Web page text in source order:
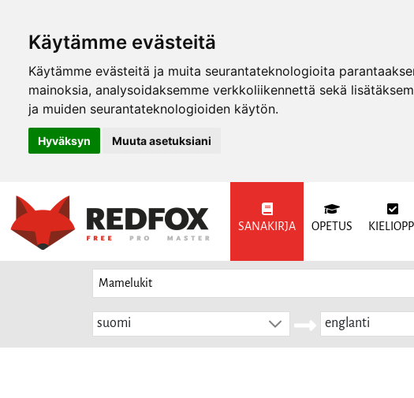
Käytämme evästeitä
Käytämme evästeitä ja muita seurantateknologioita
mainoksia, analysoidaksemme verkkoliikennettä sekä
ja muiden seurantateknologioiden käytön.
Hyväksyn Muuta asetuksiani
SANAKIRJA OPETUS KIELIOPPI
suomi englanti